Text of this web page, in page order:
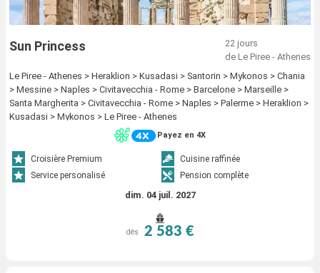
Sun Princess
22 jours
de Le Piree - Athenes
Le Piree - Athenes > Heraklion > Kusadasi > Santorin > Mykonos > Chania
> Messine > Naples > Civitavecchia - Rome > Barcelone > Marseille >
Santa Margherita > Civitavecchia - Rome > Naples > Palerme > Heraklion >
Kusadasi > Mykonos > Le Piree - Athenes
Payez en 4X
Croisière Premium
Cuisine raffinée
Service personalisé
Pension complète
dim. 04 juil. 2027
dès 2 583 €